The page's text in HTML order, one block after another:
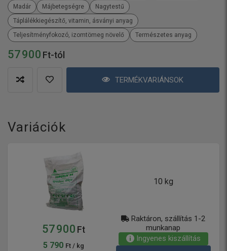
57 900 Ft-tól
TERMÉKVARIÁNSOK
Madár
Májbetegségre
Nagytestű
Táplálékkiegészítő, vitamin, ásványi anyag
Teljesítményfokozó, izomtömeg növelő
Természetes anyag
Variációk
10 kg
57 900 Ft
5 790 Ft / kg
Raktáron, szállítás 1-2
munkanap
Ingyenes kiszállítás